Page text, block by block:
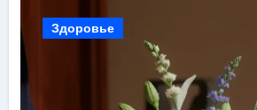
Здоровье